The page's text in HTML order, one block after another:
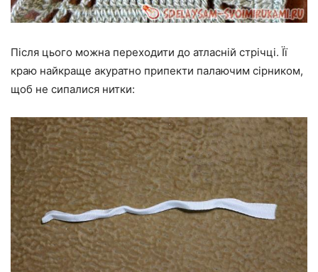
Після цього можна переходити до атласній стрічці. Її
краю найкраще акуратно припекти палаючим сірником,
щоб не сипалися нитки: